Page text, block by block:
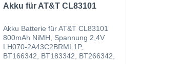
Akku für AT&T CL83101
Akku Batterie für AT&T CL83101
800mAh NiMH, Spannung 2,4V
LH070-2A43C2BRML1P,
BT166342, BT183342, BT266342,